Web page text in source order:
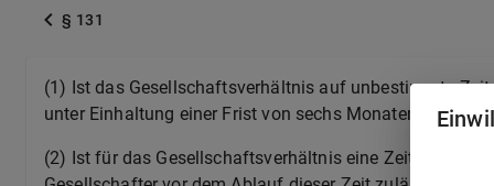
§ 131
(1) Ist das Gesellschaftsverhältnis auf unbestimmte
unter Einhaltung einer Frist von sechs Monaten zum
(2) Ist für das Gesellschaftsverhältnis eine Zeitdauer